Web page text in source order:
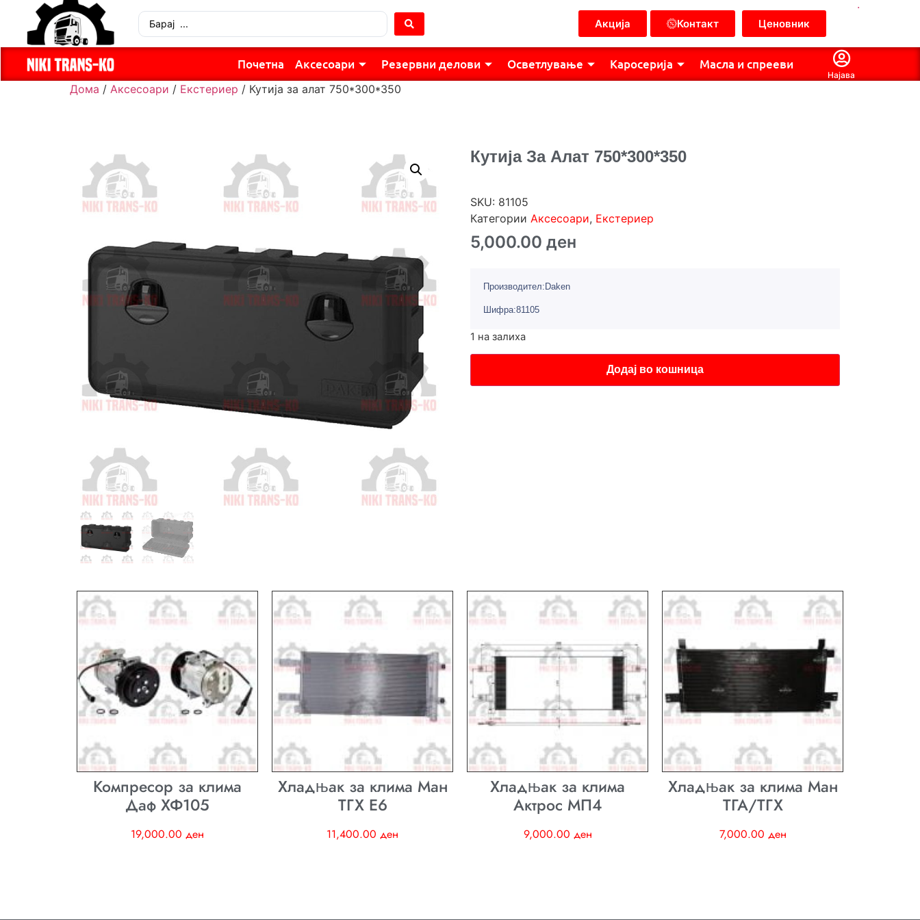
Акција Контакт Ценовник
.
Почетна Аксесоари Резервни делови Осветлување Каросерија Масла и спрееви
Најава
Дома / Аксесоари / Екстериер / Кутија за алат 750*300*350
Кутија За Алат 750*300*350
SKU: 81105
Категории Аксесоари, Екстериер
5,000.00 ден
Производител:Daken
Шифра:81105
1 на залиха
Додај во кошница
Компресор за клима
Даф ХФ105
19,000.00 ден
Хладњак за клима Ман
ТГХ E6
11,400.00 ден
Хладњак за клима
Актрос МП4
9,000.00 ден
Хладњак за клима Ман
ТГА/ТГХ
7,000.00 ден